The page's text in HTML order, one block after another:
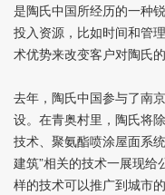
是陶氏中国所经历的一种
投入资源，比如时间和管
术优势来改变客户对陶氏
去年，陶氏中国参与了南
设。在青奥村里，陶氏将
技术、聚氨酯喷涂屋面系
建筑”相关的技术一展现
样的技术可以推广到城市的